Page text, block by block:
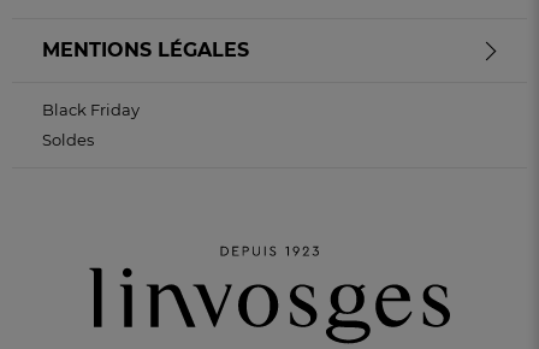
MENTIONS LÉGALES
Black Friday
Soldes